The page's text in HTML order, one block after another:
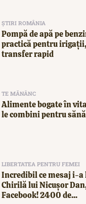
ȘTIRI ROMÂNIA
Pompă de apă pe
practică pentru
transfer rapid
TE MĂNÂNC
Alimente bogate în
le combini pentru
LIBERTATEA PENTRU FEMEI
Incredibil ce mesaj i-a
Chirilă lui Nicușor
Facebook! 2400 de...